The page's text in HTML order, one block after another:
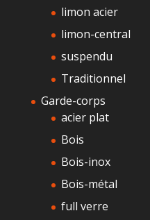
limon acier
limon-central
suspendu
Traditionnel
Garde-corps
acier plat
Bois
Bois-inox
Bois-métal
full verre